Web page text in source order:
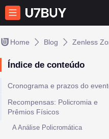
Home Blog
Índice de conteúdo
Cronograma e prazos do
Recompensas: Policromia e
Prêmios Físicos
A Análise Policromática